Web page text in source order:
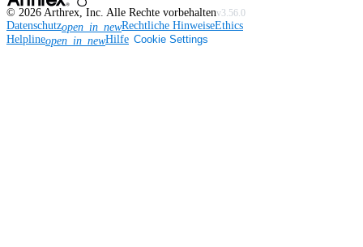
© 2026 Arthrex, Inc. Alle Rechte vorbehaltenv3.56.0
Datenschutzopen_in_newRechtliche HinweiseEthics
Helplineopen_in_newHilfe Cookie Settings